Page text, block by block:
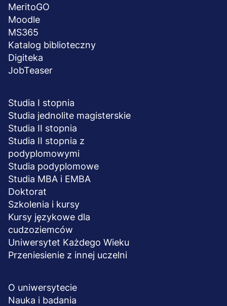
MeritoGO
Moodle
MS365
Katalog biblioteczny
Digiteka
JobTeaser
Studia I stopnia
Studia jednolite magisterskie
Studia II stopnia
Studia II stopnia z
podyplomowymi
Studia podyplomowe
Studia MBA i EMBA
Doktorat
Szkolenia i kursy
Kursy językowe dla
cudzoziemców
Uniwersytet Każdego Wieku
Przeniesienie z innej uczelni
O uniwersytecie
Nauka i badania